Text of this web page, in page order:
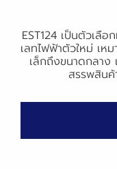
EST124 เป็นตัวเลื
เลทไฟฟ้าตัวใหม่ เห
เล็กถึงขนาดกลาง
สรรพสินค้